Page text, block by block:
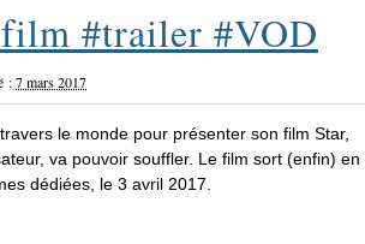
#trailer #VOD
:7 mars 2017
le monde pour présenter son film Star,
va pouvoir souffler. Le film sort (enfin) en
dédiées, le 3 avril 2017.